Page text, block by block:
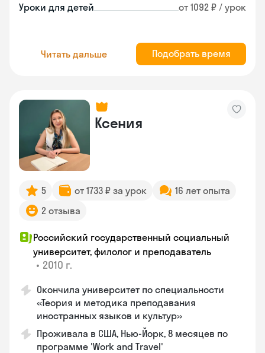
Уроки для детей от 1092 ₽ / урок
Читать дальше Подобрать время
Ксения
5 от 1733 ₽ за урок
16 лет опыта
2 отзыва
Российский государственный социальный
университет, филолог и преподаватель
• 2010 г.
Окончила университет по специальности
«Теория и методика преподавания
иностранных языков и культур»
Проживала в США, Нью-Йорк, 8 месяцев по
программе 'Work and Travel'